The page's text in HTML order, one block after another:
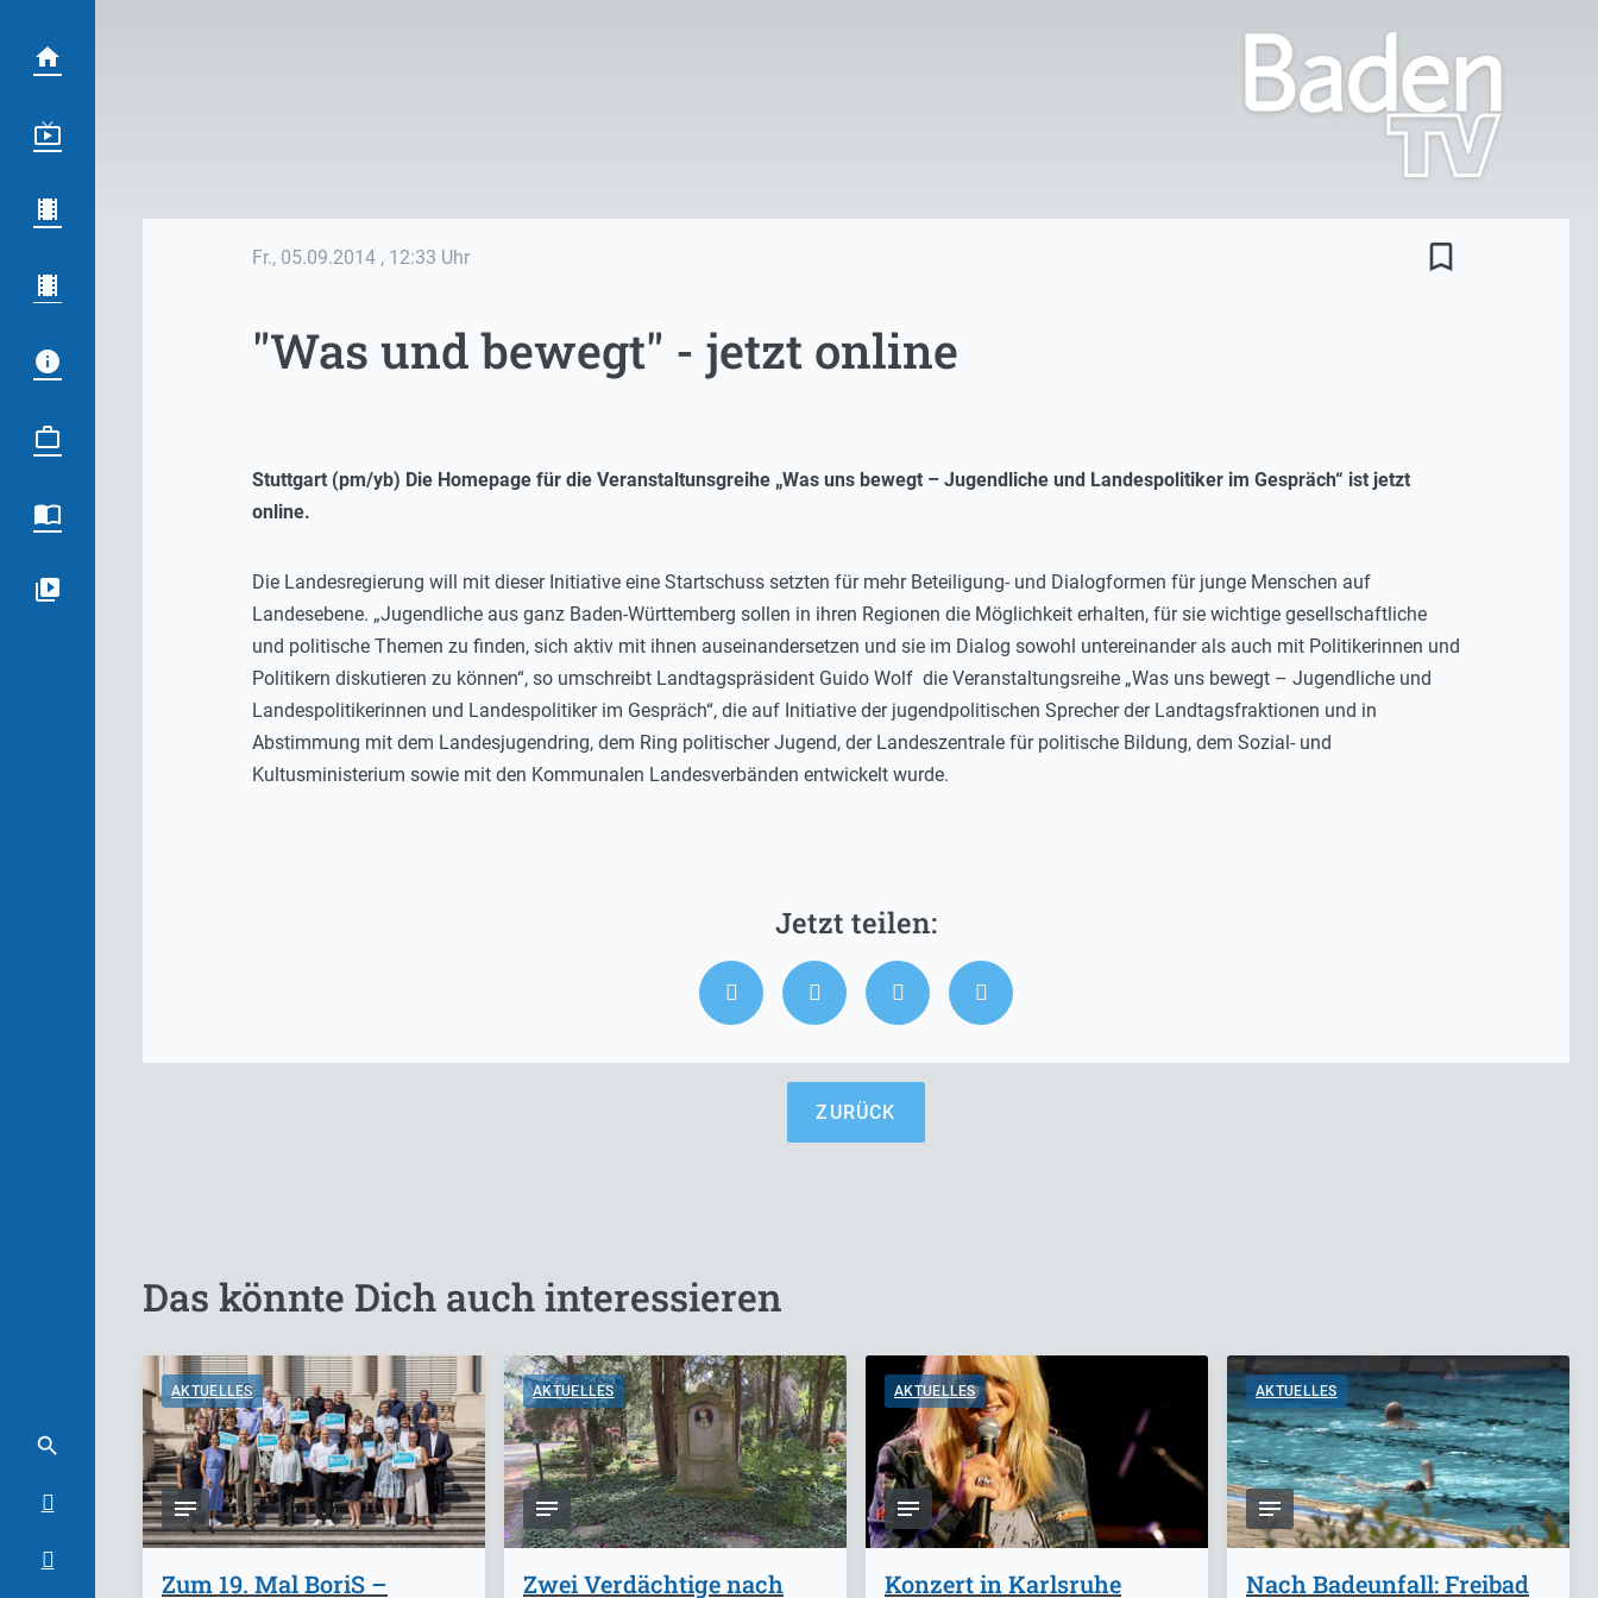
Fr., 05.09.2014 , 12:33 Uhr bookmark_border
"Was und bewegt" - jetzt online
Stuttgart (pm/yb) Die Homepage für die Veranstaltunsgreihe „Was uns bewegt – Jugendliche und Landespolitiker im Gespräch“ ist jetzt
online.
Die Landesregierung will mit dieser Initiative eine Startschuss setzten für mehr Beteiligung- und Dialogformen für junge Menschen auf
Landesebene. „Jugendliche aus ganz Baden-Württemberg sollen in ihren Regionen die Möglichkeit erhalten, für sie wichtige gesellschaftliche
und politische Themen zu finden, sich aktiv mit ihnen auseinandersetzen und sie im Dialog sowohl untereinander als auch mit Politikerinnen und
Politikern diskutieren zu können“, so umschreibt Landtagspräsident Guido Wolf die Veranstaltungsreihe „Was uns bewegt – Jugendliche und
Landespolitikerinnen und Landespolitiker im Gespräch“, die auf Initiative der jugendpolitischen Sprecher der Landtagsfraktionen und in
Abstimmung mit dem Landesjugendring, dem Ring politischer Jugend, der Landeszentrale für politische Bildung, dem Sozial- und
Kultusministerium sowie mit den Kommunalen Landesverbänden entwickelt wurde.
ZURÜCK
Das könnte Dich auch interessieren
AKTUELLES
Zum 19. Mal BoriS –
AKTUELLES
Zwei Verdächtige nach
AKTUELLES
Konzert in Karlsruhe
AKTUELLES
Nach Badeunfall: Freibad